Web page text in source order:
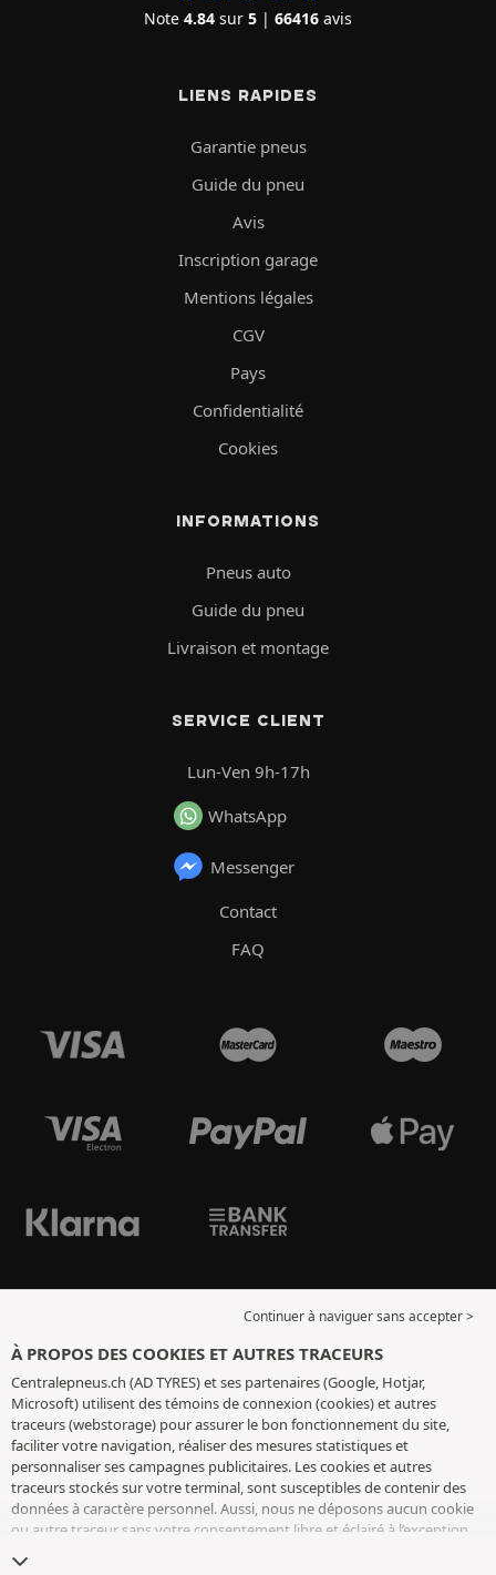
Note 4.84 sur 5 | 66416 avis
LIENS RAPIDES
Garantie pneus
Guide du pneu
Avis
Inscription garage
Mentions légales
CGV
Pays
Confidentialité
Cookies
INFORMATIONS
Pneus auto
Guide du pneu
Livraison et montage
SERVICE CLIENT
Lun-Ven 9h-17h
WhatsApp
Messenger
Contact
FAQ
Continuer à naviguer sans accepter >
À PROPOS DES COOKIES ET AUTRES TRACEURS
Centralepneus.ch (AD TYRES) et ses partenaires (Google, Hotjar,
Microsoft) utilisent des témoins de connexion (cookies) et autres
traceurs (webstorage) pour assurer le bon fonctionnement du site,
faciliter votre navigation, réaliser des mesures statistiques et
personnaliser ses campagnes publicitaires. Les cookies et autres
traceurs stockés sur votre terminal, sont susceptibles de contenir des
données à caractère personnel. Aussi, nous ne déposons aucun cookie
ou autre traceur sans votre consentement libre et éclairé à l’exception